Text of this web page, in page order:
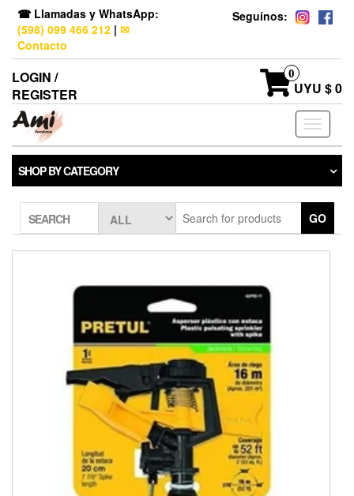
☎ Llamadas y WhatsApp:
(598) 099 466 212 | ✉
Contacto
Seguínos:
LOGIN /
REGISTER
0
UYU $ 0
Toggle
SHOP BY CATEGORY
SEARCH GO